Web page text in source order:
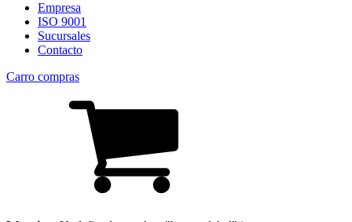
Empresa
ISO 9001
Sucursales
Contacto
Carro compras